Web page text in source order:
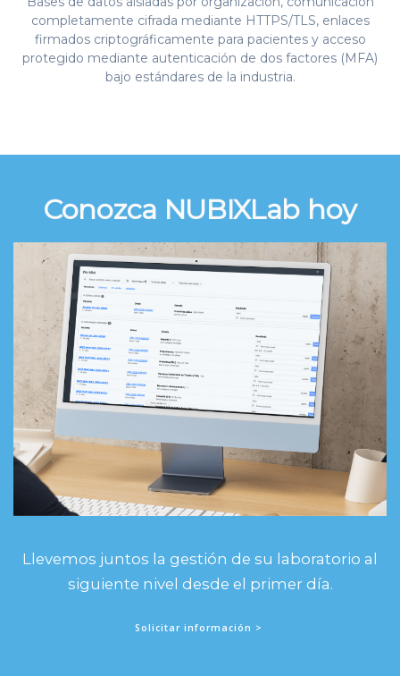
completamente cifrada mediante HTTPS/TLS, enlaces
firmados criptográficamente para pacientes y acceso
protegido mediante autenticación de dos factores (MFA)
bajo estándares de la industria.
Conozca NUBIXLab hoy
Llevemos juntos la gestión de su laboratorio al
siguiente nivel desde el primer día.
Solicitar información >